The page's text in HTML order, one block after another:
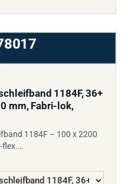
1184F, 36+
mm, Fabri-lok,
1184F – 100 x 2200
flex.…